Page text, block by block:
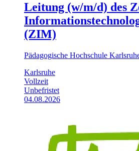
Leitung (w/m/d) des
(ZIM)
Pädagogische Hochschule
Karlsruhe
Vollzeit
Unbefristet
04.08.2026